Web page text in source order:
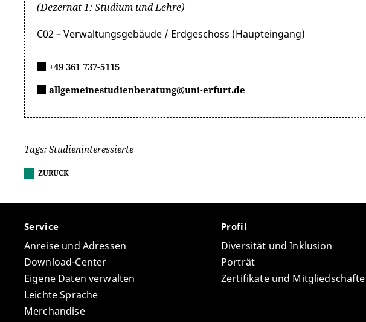
(Dezernat 1: Studium und Lehre)
C02 – Verwaltungsgebäude / Erdgeschoss (Haupteingang)
+49 361 737-5115
allgemeinestudienberatung@uni-erfurt.de
Tags: Studieninteressierte
ZURÜCK
Service
Anreise und Adressen
Download-Center
Eigene Daten verwalten
Leichte Sprache
Merchandise
Profil
Diversität und Inklusion
Porträt
Zertifikate und